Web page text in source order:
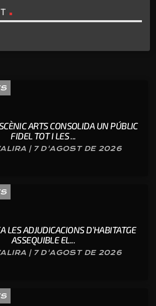
ARTS CONSOLIDA UN PÚBLIC
FIDEL TOT I LES ...
| 7 D'AGOST DE 2026
LES ADJUDICACIONS D’HABITATGE
ASSEQUIBLE EL...
| 7 D'AGOST DE 2026